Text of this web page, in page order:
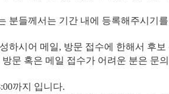
분들께서는 기간 내에 등록해주시기
하시어 메일, 방문 접수에 한해서 후
문 혹은 메일 접수가 어려운 분은 문
까지 입니다.